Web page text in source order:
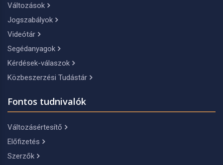
Változások
Jogszabályok
Videótár
Segédanyagok
Kérdések-válaszok
Közbeszerzési Tudástár
Fontos tudnivalók
Változásértesítő
Előfizetés
Szerzők